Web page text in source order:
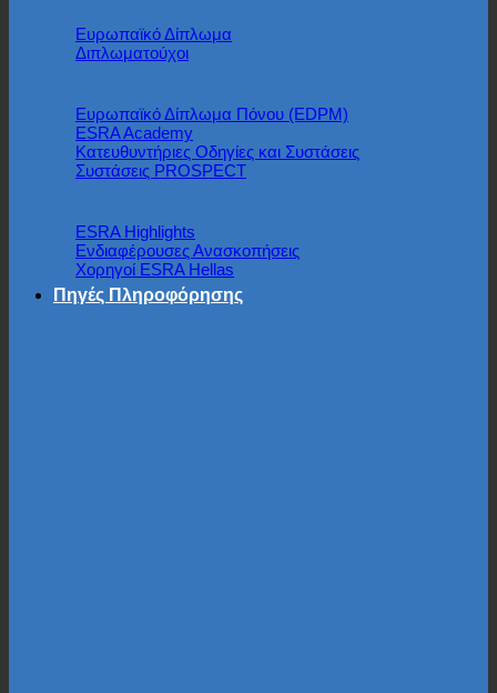
Ευρωπαϊκό Δίπλωμα
Διπλωματούχοι
Ευρωπαϊκό Δίπλωμα Πόνου (EDPM)
ESRA Academy
Κατευθυντήριες Οδηγίες και Συστάσεις
Συστάσεις PROSPECT
ESRA Highlights
Ενδιαφέρουσες Ανασκοπήσεις
Χορηγοί ESRA Hellas
Πηγές Πληροφόρησης